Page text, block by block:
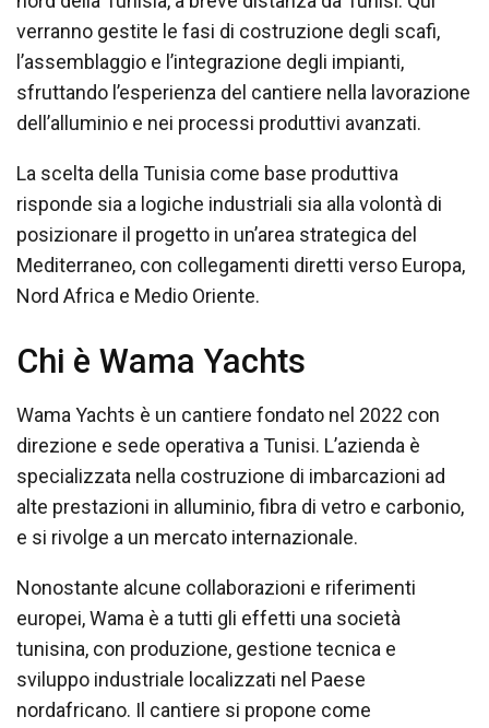
verranno gestite le fasi di costruzione degli scafi,
l’assemblaggio e l’integrazione degli impianti,
sfruttando l’esperienza del cantiere nella lavorazione
dell’alluminio e nei processi produttivi avanzati.
La scelta della Tunisia come base produttiva
risponde sia a logiche industriali sia alla volontà di
posizionare il progetto in un’area strategica del
Mediterraneo, con collegamenti diretti verso Europa,
Nord Africa e Medio Oriente.
Chi è Wama Yachts
Wama Yachts è un cantiere fondato nel 2022 con
direzione e sede operativa a Tunisi. L’azienda è
specializzata nella costruzione di imbarcazioni ad
alte prestazioni in alluminio, fibra di vetro e carbonio,
e si rivolge a un mercato internazionale.
Nonostante alcune collaborazioni e riferimenti
europei, Wama è a tutti gli effetti una società
tunisina, con produzione, gestione tecnica e
sviluppo industriale localizzati nel Paese
nordafricano. Il cantiere si propone come